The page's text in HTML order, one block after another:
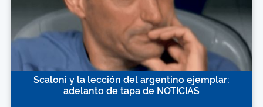
Scaloni y la lección del argentino ejemplar:
adelanto de tapa de NOTICIAS